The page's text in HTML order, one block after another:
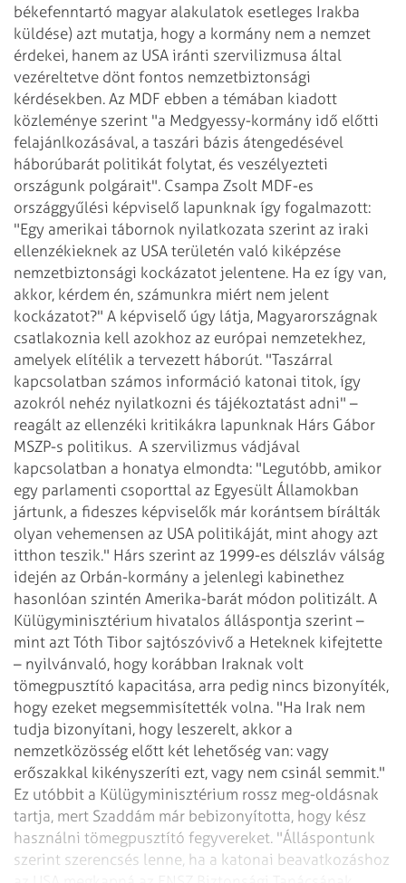
békefenntartó magyar alakulatok esetleges Irakba
küldése) azt mutatja, hogy a kormány nem a nemzet
érdekei, hanem az USA iránti szervilizmusa által
vezéreltetve dönt fontos nemzetbiztonsági
kérdésekben. Az MDF ebben a témában kiadott
közleménye szerint "a Medgyessy-kormány idő előtti
felajánlkozásával, a taszári bázis átengedésével
háborúbarát politikát folytat, és veszélyezteti
országunk polgárait". Csampa Zsolt MDF-es
országgyűlési képviselő lapunknak így fogalmazott:
"Egy amerikai tábornok nyilatkozata szerint az iraki
ellenzékieknek az USA területén való kiképzése
nemzetbiztonsági kockázatot jelentene. Ha ez így van,
akkor, kérdem én, számunkra miért nem jelent
kockázatot?" A képviselő úgy látja, Magyarországnak
csatlakoznia kell azokhoz az európai nemzetekhez,
amelyek elítélik a tervezett háborút. "Taszárral
kapcsolatban számos információ katonai titok, így
azokról nehéz nyilatkozni és tájékoztatást adni" –
reagált az ellenzéki kritikákra lapunknak Hárs Gábor
MSZP-s politikus. A szervilizmus vádjával
kapcsolatban a honatya elmondta: "Legutóbb, amikor
egy parlamenti csoporttal az Egyesült Államokban
jártunk, a fideszes képviselők már korántsem bírálták
olyan vehemensen az USA politikáját, mint ahogy azt
itthon teszik." Hárs szerint az 1999-es délszláv válság
idején az Orbán-kormány a jelenlegi kabinethez
hasonlóan szintén Amerika-barát módon politizált. A
Külügyminisztérium hivatalos álláspontja szerint –
mint azt Tóth Tibor sajtószóvivő a Heteknek kifejtette
– nyilvánvaló, hogy korábban Iraknak volt
tömegpusztító kapacitása, arra pedig nincs bizonyíték,
hogy ezeket megsemmisítették volna. "Ha Irak nem
tudja bizonyítani, hogy leszerelt, akkor a
nemzetközösség előtt két lehetőség van: vagy
erőszakkal kikényszeríti ezt, vagy nem csinál semmit."
Ez utóbbit a Külügyminisztérium rossz meg-oldásnak
tartja, mert Szaddám már bebizonyította, hogy kész
használni tömegpusztító fegyvereket. "Álláspontunk
szerint szerencsés lenne, ha a katonai beavatkozáshoz